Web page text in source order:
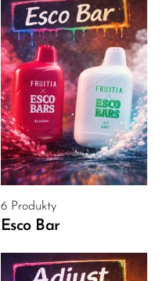
6 Produkty
Esco Bar